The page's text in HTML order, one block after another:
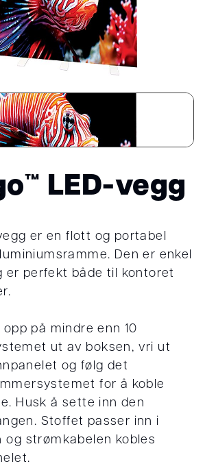
LED-vegg
er en flott og portabel
Den er enkel
er perfekt både til kontoret
på mindre enn 10
ut av boksen, vri ut
og følg det
for å koble
Husk å sette inn den
Stoffet passer inn i
og strømkabelen kobles